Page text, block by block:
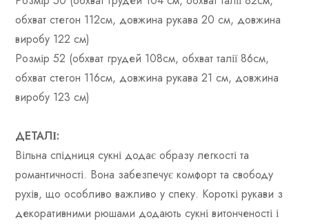
обхват стегон 112см, довжина рукава 20 см, довжина
виробу 122 см)
Розмір 52 (обхват грудей 108см, обхват талії 86см,
обхват стегон 116см, довжина рукава 21 см, довжина
виробу 123 см)
ДЕТАЛІ:
Вільна спідниця сукні додає образу легкості та
романтичності. Вона забезпечує комфорт та свободу
рухів, що особливо важливо у спеку. Короткі рукави з
декоративними рюшами додають сукні витонченості і